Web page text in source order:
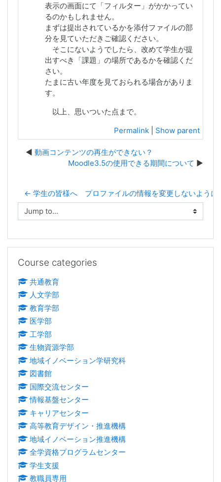
表示の画面にて「フィルター」がかかってい
るのかもしれません。
まずは提出されているかを添付ファイルの部
分を見ていただきご確認ください。
そこにないようでしたら、改めて学生が提
出すべき「課題」の場所であるかを確認くだ
さい。
たまに古い年度を見ておられる場合がありま
す。
以上、思いついた点まで。
Permalink
Show parent
動画コンテンツの再生ができない？
Moodle3.5の使用できる期間について
← 学生の皆様へ プロファイルの情報を変更しないように
Jump to...
Course categories
共通教育
人文学部
教育学部
医学部
工学部
生物資源学部
地域イノベーション学研究科
図書館
国際交流センター
情報基盤センター
キャリアセンター
高等教育デザイン・推進機構
地域イノベーション推進機構
全学資格プログラムセンター
学生支援
教職員専用